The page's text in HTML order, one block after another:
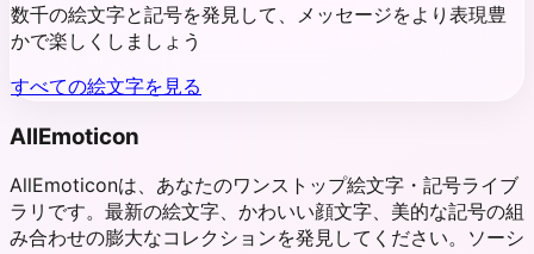
数千の絵文字と記号を発見して、メッセージをより表現豊
かで楽しくしましょう
すべての絵文字を見る
AllEmoticon
AllEmoticonは、あなたのワンストップ絵文字・記号ライブ
ラリです。最新の絵文字、かわいい顔文字、美的な記号の組
み合わせの膨大なコレクションを発見してください。ソーシ